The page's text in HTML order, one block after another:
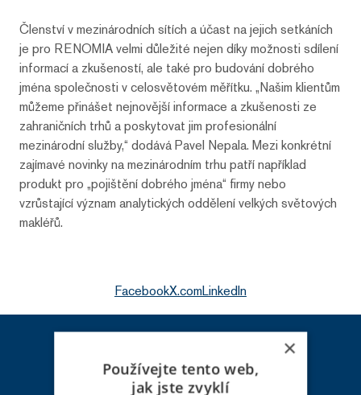
Členství v mezinárodních sítích a účast na jejich setkáních
je pro RENOMIA velmi důležité nejen díky možnosti sdílení
informací a zkušeností, ale také pro budování dobrého
jména společnosti v celosvětovém měřítku. „Našim klientům
můžeme přinášet nejnovější informace a zkušenosti ze
zahraničních trhů a poskytovat jim profesionální
mezinárodní služby,“ dodává Pavel Nepala. Mezi konkrétní
zajímavé novinky na mezinárodním trhu patří například
produkt pro „pojištění dobrého jména“ firmy nebo
vzrůstající význam analytických oddělení velkých světových
makléřů.
FacebookX.comLinkedIn
×
Používejte tento web,
jak jste zvyklí